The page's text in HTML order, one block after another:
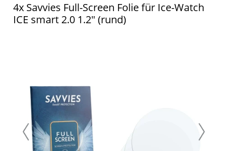
4x Savvies Full-Screen Folie für Ice-Watch
ICE smart 2.0 1.2" (rund)